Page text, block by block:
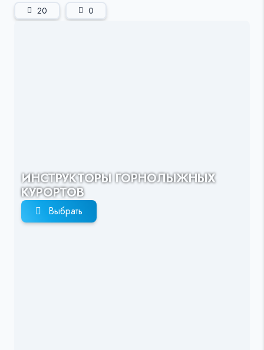
20 0
ИНСТРУКТОРЫ ГОРНОЛЫЖНЫХ
КУРОРТОВ
Выбрать